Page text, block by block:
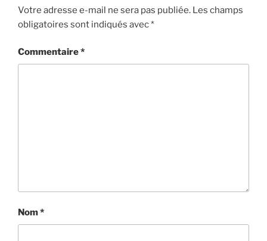
Votre adresse e-mail ne sera pas publiée. Les champs
obligatoires sont indiqués avec*
Commentaire*
Nom*